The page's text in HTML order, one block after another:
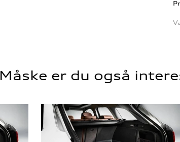
Måske er du også